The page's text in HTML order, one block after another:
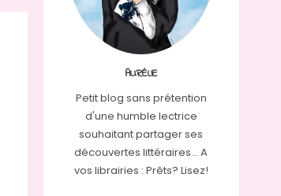
AURÉLIE
Petit blog sans prétention
d'une humble lectrice
souhaitant partager ses
découvertes littéraires... A
vos librairies : Prêts? Lisez!